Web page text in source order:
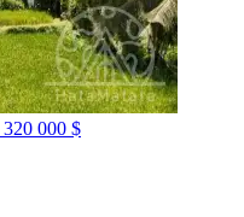
320 000 $